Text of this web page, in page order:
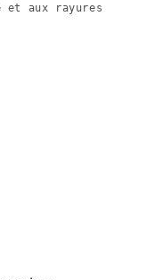
et aux rayures